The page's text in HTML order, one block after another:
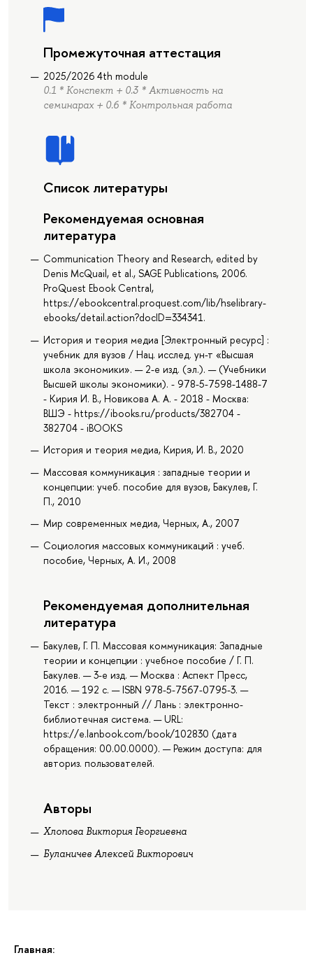
Главная:
Промежуточная аттестация
2025/2026 4th module
0.1 * Конспект + 0.3 * Активность на
семинарах + 0.6 * Контрольная работа
Список литературы
Рекомендуемая основная
литература
Communication Theory and Research, edited by
Denis McQuail, et al., SAGE Publications, 2006.
ProQuest Ebook Central,
https://ebookcentral.proquest.com/lib/hselibrary-
ebooks/detail.action?docID=334341.
История и теория медиа [Электронный ресурс] :
учебник для вузов / Нац. исслед. ун-т «Высшая
школа экономики». — 2-е изд. (эл.). — (Учебники
Высшей школы экономики). - 978-5-7598-1488-7
- Кирия И. В., Новикова А. А. - 2018 - Москва:
ВШЭ - https://ibooks.ru/products/382704 -
382704 - iBOOKS
История и теория медиа, Кирия, И. В., 2020
Массовая коммуникация : западные теории и
концепции: учеб. пособие для вузов, Бакулев, Г.
П., 2010
Мир современных медиа, Черных, А., 2007
Социология массовых коммуникаций : учеб.
пособие, Черных, А. И., 2008
Рекомендуемая дополнительная
литература
Бакулев, Г. П. Массовая коммуникация: Западные
теории и концепции : учебное пособие / Г. П.
Бакулев. — 3-е изд. — Москва : Аспект Пресс,
2016. — 192 с. — ISBN 978-5-7567-0795-3. —
Текст : электронный // Лань : электронно-
библиотечная система. — URL:
https://e.lanbook.com/book/102830 (дата
обращения: 00.00.0000). — Режим доступа: для
авториз. пользователей.
Авторы
Хлопова Виктория Георгиевна
Буланичев Алексей Викторович